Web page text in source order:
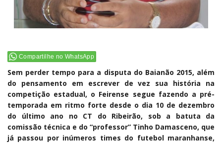
Compartilhe no WhatsApp
Sem perder tempo para a disputa do Baianão 2015, além
do pensamento em escrever de vez sua história na
competição estadual, o Feirense segue fazendo a pré-
temporada em ritmo forte desde o dia 10 de dezembro
do último ano no CT do Ribeirão, sob a batuta da
comissão técnica e do “professor” Tinho Damasceno, que
já passou por inúmeros times do futebol maranhanse,